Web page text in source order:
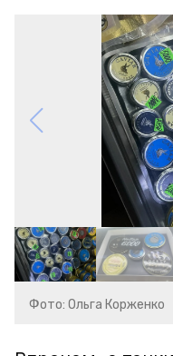
Фото: Ольга Корженко